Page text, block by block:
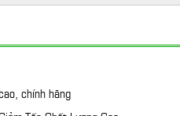
chính hãng